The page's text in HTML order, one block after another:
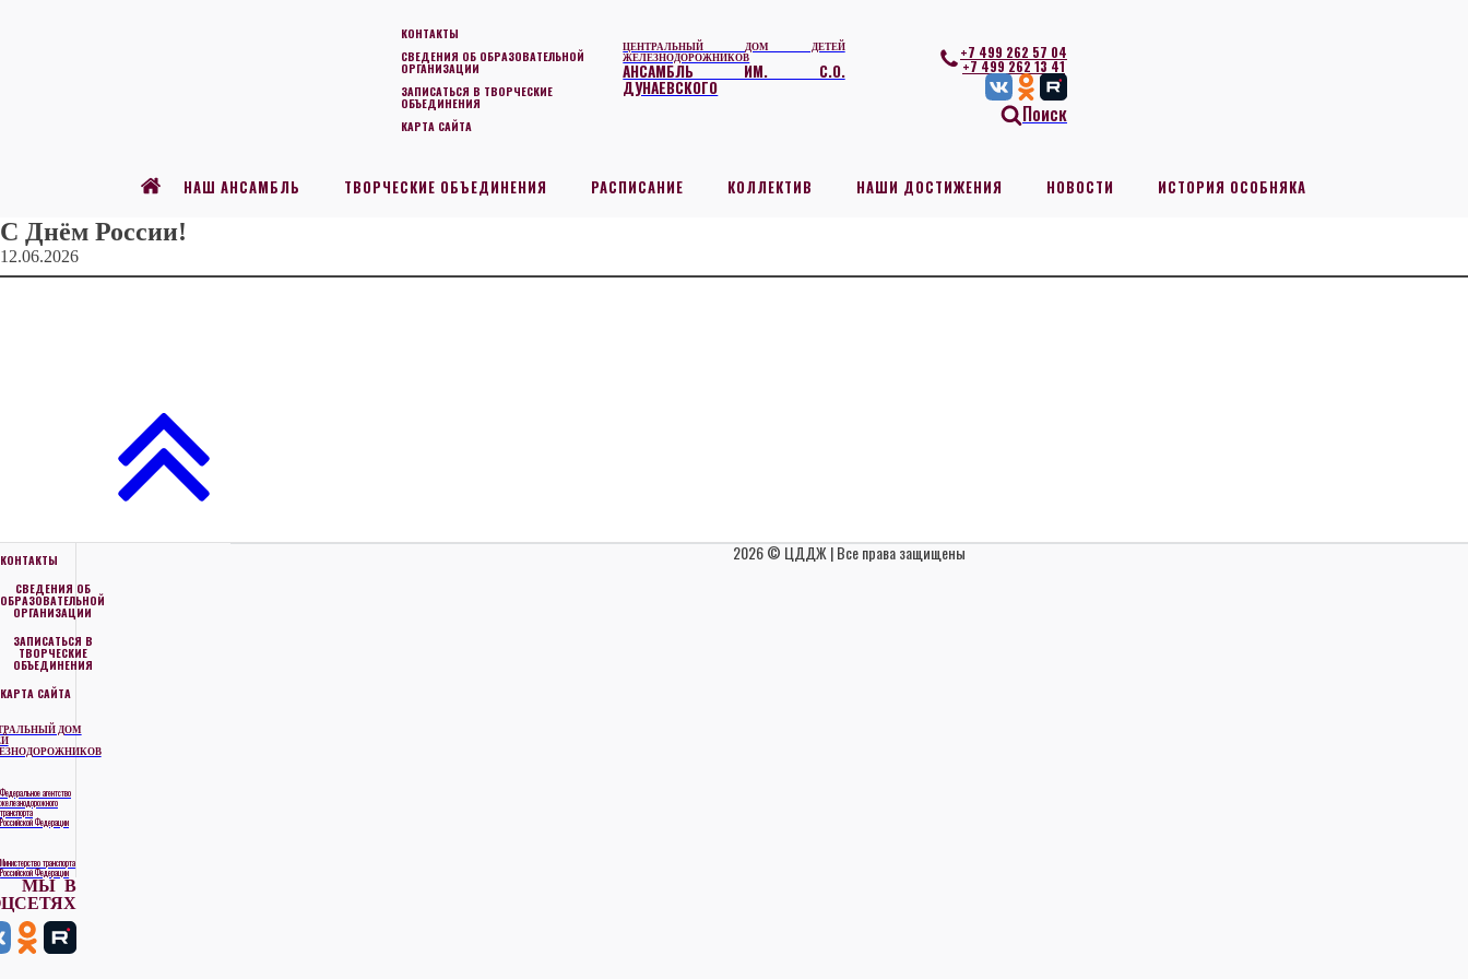
КОНТАКТЫ
СВЕДЕНИЯ ОБ ОБРАЗОВАТЕЛЬНОЙ
ОРГАНИЗАЦИИ
ЗАПИСАТЬСЯ В ТВОРЧЕСКИЕ
ОБЪЕДИНЕНИЯ
КАРТА САЙТА
ЦЕНТРАЛЬНЫЙ ДОМ ДЕТЕЙ
ЖЕЛЕЗНОДОРОЖНИКОВ
АНСАМБЛЬ ИМ. С.О.
ДУНАЕВСКОГО
+7 499 262 57 04
+7 499 262 13 41
Поиск
НАШ АНСАМБЛЬ ТВОРЧЕСКИЕ ОБЪЕДИНЕНИЯ РАСПИСАНИЕ КОЛЛЕКТИВ НАШИ ДОСТИЖЕНИЯ НОВОСТИ ИСТОРИЯ ОСОБНЯКА
С Днём России!
12.06.2026
КОНТАКТЫ
СВЕДЕНИЯ ОБ
ОБРАЗОВАТЕЛЬНОЙ
ОРГАНИЗАЦИИ
ЗАПИСАТЬСЯ В
ТВОРЧЕСКИЕ
ОБЪЕДИНЕНИЯ
КАРТА САЙТА
ДОМ
Федеральное агентство
железнодорожного
транспорта
Российской Федерации
Министерство транспорта
Российской Федерации
МЫ В
2026 © ЦДДЖ | Все права защищены